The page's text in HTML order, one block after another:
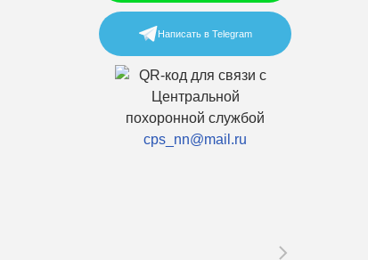
Написать в Telegram
cps_nn@mail.ru